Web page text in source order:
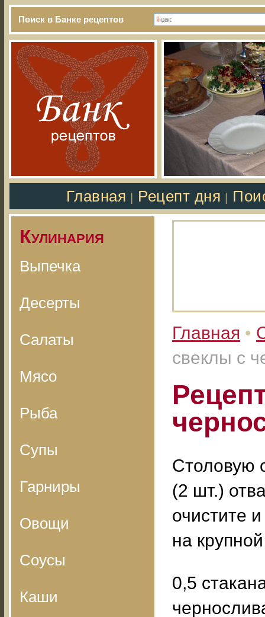
Поиск в Банке рецептов
Главная Рецепт дня
Кулинария
Выпечка
Десерты
Салаты
Мясо
Рыба
Супы
Гарниры
Овощи
Соусы
Каши
Главная •
свеклы с
Столовую
(2 шт.)
очистите
на
0,5